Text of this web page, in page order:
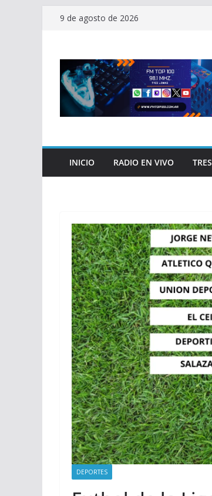
Saltar9 de agosto de 2026
INICIO RADIO EN VIVO
DEPORTES